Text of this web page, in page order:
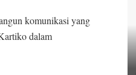
komunikasi yang
dalam